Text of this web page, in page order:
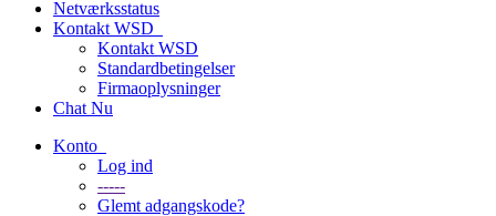
Netværksstatus
Kontakt WSD
Kontakt WSD
Standardbetingelser
Firmaoplysninger
Chat Nu
Konto
Log ind
-----
Glemt adgangskode?